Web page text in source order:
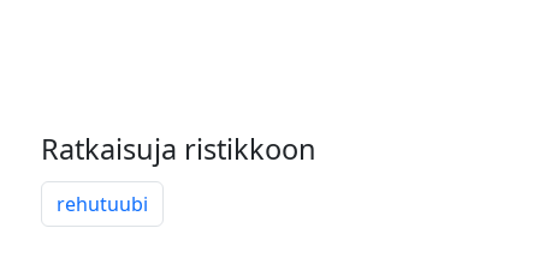
Ratkaisuja ristikkoon
rehutuubi